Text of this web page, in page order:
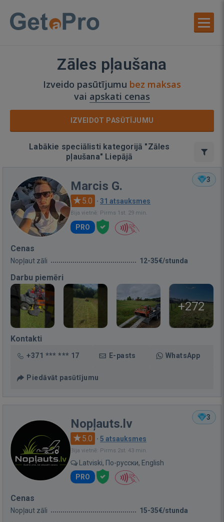
Zāles pļaušana
Izveido pasūtījumu bez maksas
vai apskati cenas
IZVEIDOT PASŪTĪJUMU
Labākie speciālisti kategorijā "Zāles
pļaušana" Liepājā
3
Marcis G.
5.0 · 31 atsauksmes
Bija vietnē: Pirms 1st. 29 min.
PRO
Cenas
Nopļaut zāli 12-35€/stunda
Darbu piemēri
+272
Kontakti
+371 *** *** 17 E-pasts WhatsApp
Piedāvāt pasūtījumu
3
Nopļauts.lv
5.0 · 5 atsauksmes
Bija vietnē: Pirms 2st. 43 min.
Latviski, По-русски, English
PRO
Cenas
Nopļaut zāli 15-35€/stunda